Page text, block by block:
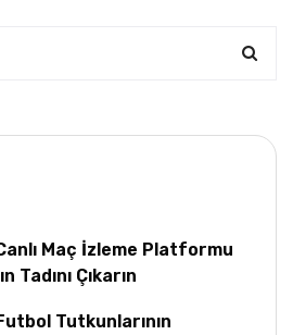
Maç İzleme Platformu
Tadını Çıkarın
Tutkunlarının